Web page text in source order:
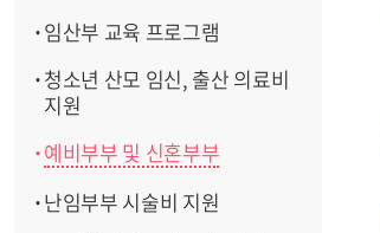
임산부 교육 프로그램
청소년 산모 임신, 출산 의료비
지원
예비부부 및 신혼부부
난임부부 시술비 지원